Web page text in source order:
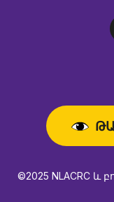
©2025 NLACRC